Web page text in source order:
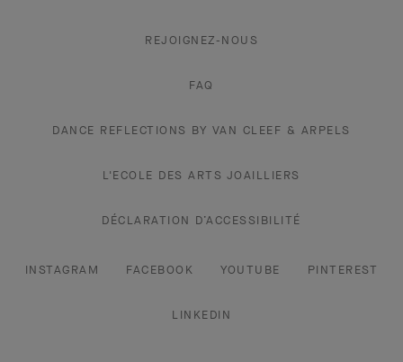
REJOIGNEZ-NOUS
FAQ
DANCE REFLECTIONS BY VAN CLEEF & ARPELS
L'ECOLE DES ARTS JOAILLIERS
DÉCLARATION D’ACCESSIBILITÉ
INSTAGRAM FACEBOOK YOUTUBE PINTEREST
LINKEDIN